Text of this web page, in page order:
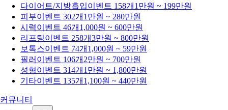
다이어트/지방흡입이벤트 158개 1만원 ~ 199만원
피부이벤트 302개 1만원 ~ 280만원
시력이벤트 46개 1,000원 ~ 600만원
리프팅이벤트 258개3만원 ~ 800만원
보톡스이벤트 74개 1,000원 ~ 59만원
필러 이벤트 106개 2만원 ~ 700만원
성형이벤트 314개 1만원 ~ 1,800만원
기타이벤트 135개 1,100원 ~ 440만원
커뮤니티